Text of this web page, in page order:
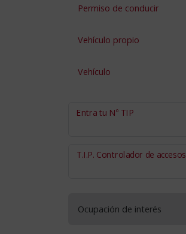
Permiso de conducir
Vehículo propio
Vehículo
Entra tu Nº TIP
T.I.P. Controlador de accesos
Ocupación de interés